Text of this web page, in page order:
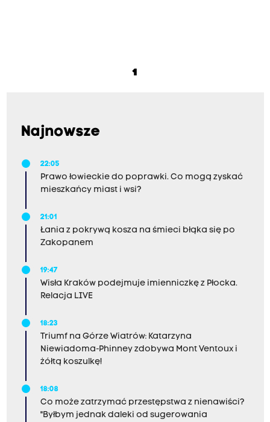
1
Najnowsze
22:05
Prawo łowieckie do poprawki. Co mogą zyskać
mieszkańcy miast i wsi?
21:01
Łania z pokrywą kosza na śmieci błąka się po
Zakopanem
19:47
Wisła Kraków podejmuje imienniczkę z Płocka.
Relacja LIVE
18:23
Triumf na Górze Wiatrów: Katarzyna
Niewiadoma-Phinney zdobywa Mont Ventoux i
żółtą koszulkę!
18:08
Co może zatrzymać przestępstwa z nienawiści?
"Byłbym jednak daleki od sugerowania